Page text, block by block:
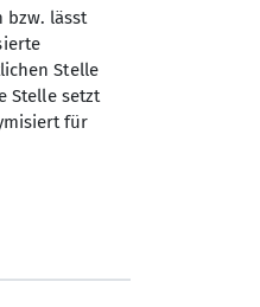
des
e.V.
bzw. lässt
Stelle
Stelle setzt
für